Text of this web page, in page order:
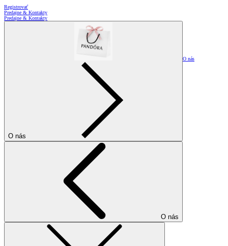
Registrovať
Predajne & Kontakty
Predajne & Kontakty
O nás
O nás
O nás